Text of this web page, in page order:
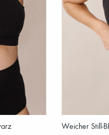
Weicher Still-